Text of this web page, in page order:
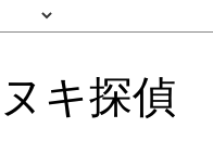
キ探偵